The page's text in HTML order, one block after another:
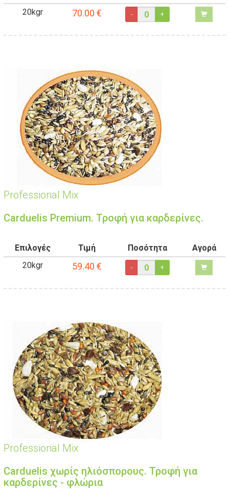
20kgr
70.00 € - +
Professional Mix
Carduelis Premium. Τροφή για καρδερίνες.
Επιλογές Τιμή Ποσότητα
Αγορά
20kgr
59.40 € - +
Professional Mix
Carduelis χωρίς ηλιόσπορους. Τροφή για
καρδερίνες - φλώρια